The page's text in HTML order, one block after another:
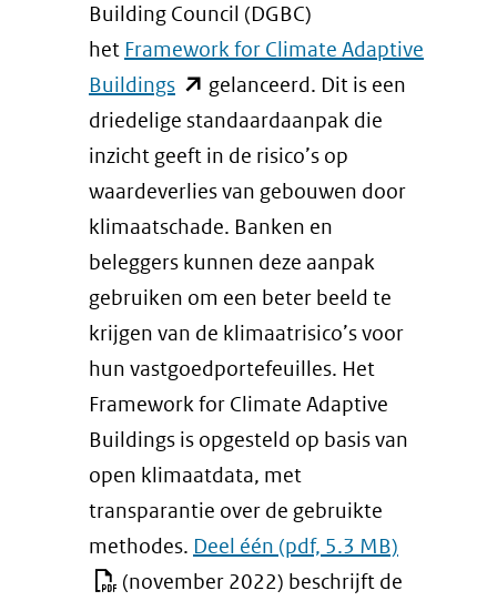
Building Council (DGBC)
het Framework for Climate Adaptive
Buildings(opent
in
nieuw
venster)
(verwijst
naar
een
andere
website)
gelanceerd. Dit is een
driedelige standaardaanpak die
inzicht geeft in de risico’s op
waardeverlies van gebouwen door
klimaatschade. Banken en
beleggers kunnen deze aanpak
gebruiken om een beter beeld te
krijgen van de klimaatrisico’s voor
hun vastgoedportefeuilles. Het
Framework for Climate Adaptive
Buildings is opgesteld op basis van
open klimaatdata, met
transparantie over de gebruikte
methodes. Deel één (pdf, 5.3 MB)
(november 2022) beschrijft de